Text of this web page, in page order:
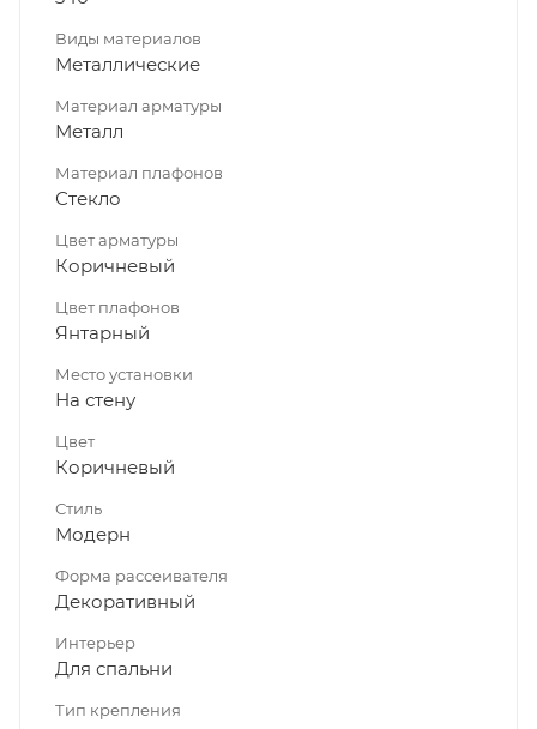
Виды материалов
Металлические
Материал арматуры
Металл
Материал плафонов
Стекло
Цвет арматуры
Коричневый
Цвет плафонов
Янтарный
Место установки
На стену
Цвет
Коричневый
Стиль
Модерн
Форма рассеивателя
Декоративный
Интерьер
Для спальни
Тип крепления